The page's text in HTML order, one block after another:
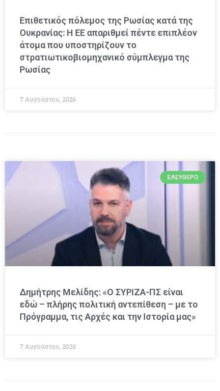
Επιθετικός πόλεμος της Ρωσίας κατά της
Ουκρανίας: Η ΕΕ απαριθμεί πέντε επιπλέον
άτομα που υποστηρίζουν το
στρατιωτικοβιομηχανικό σύμπλεγμα της
Ρωσίας
7 Αυγούστου, 2026
ΕΛΕΎΘΕΡΟ
Δημήτρης Μελίδης: «Ο ΣΥΡΙΖΑ-ΠΣ είναι
εδώ – πλήρης πολιτική αντεπίθεση – με το
Πρόγραμμα, τις Αρχές και την Ιστορία μας»
7 Αυγούστου, 2026